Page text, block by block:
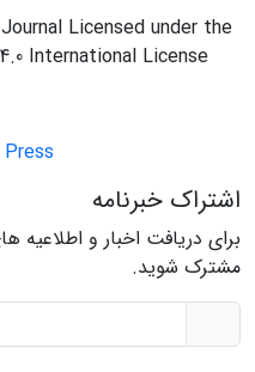
Licensed under the
International License
اشتراک خبرنامه
برای دریافت اخبار و اطلاعیه
مشترک شوید.